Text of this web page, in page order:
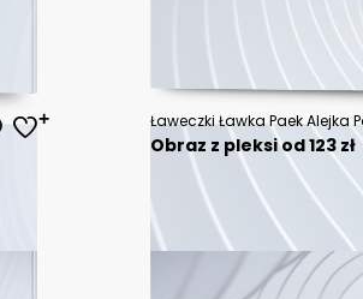
Ławeczki Ławka Paek Alejka
Obraz z pleksi od 123 zł